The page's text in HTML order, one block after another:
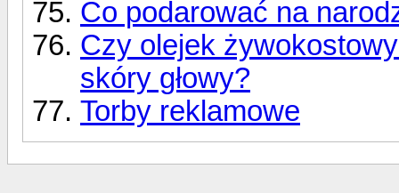
Co podarować na
Czy olejek
skóry głowy?
Torby reklamowe